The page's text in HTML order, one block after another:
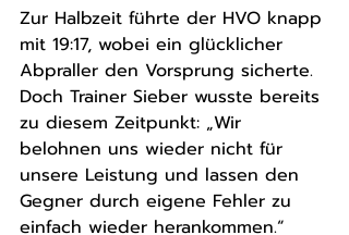
Zur Halbzeit führte der HVO knapp
mit 19:17, wobei ein glücklicher
Abpraller den Vorsprung sicherte.
Doch Trainer Sieber wusste bereits
zu diesem Zeitpunkt: „Wir
belohnen uns wieder nicht für
unsere Leistung und lassen den
Gegner durch eigene Fehler zu
einfach wieder herankommen.“